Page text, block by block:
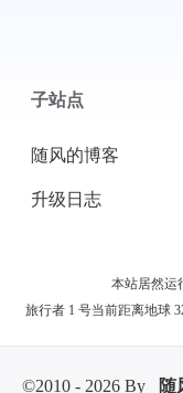
子站点
随风的博客
升级日志
本站居然运
旅行者 1 号当前距离地球
©2010 - 2026 By 随